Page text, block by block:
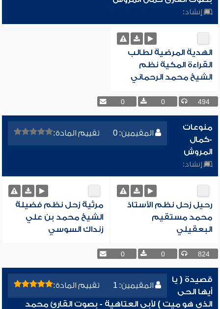
إنشاد:
الهدية المرضية لطالب
القراءة المكية نظم
الشيخ محمد الرحماني
494
0
0
المقيمين: 0 تقييم المادة:
منوعات
-كمال
المروش
إنشاد:
رحيل زحل نظم الأستاذ
محمد مستقيم
البعقيلي
مرثية زحل نظم فضيلة
الشيخ محمد بن علي
زنداك السوسي
824
0
0
المقيمين: 1 تقييم المادة:
قصيدة ( يا
أيها الحى
الذى هو ميت ) لأبى العتاهية - بصوت القارئ محمد